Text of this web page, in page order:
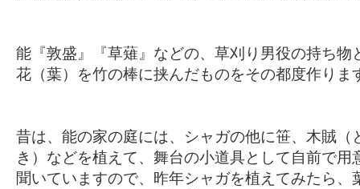
能『敦盛』『草薙』などの、草刈り男役の持ち物
花（葉）を竹の棒に挟んだものをその都度作りま
昔は、能の家の庭には、シャガの他に笹、木賊（
き）などを植えて、舞台の小道具として自前で用
聞いていますので、昨年シャガを植えてみたら、